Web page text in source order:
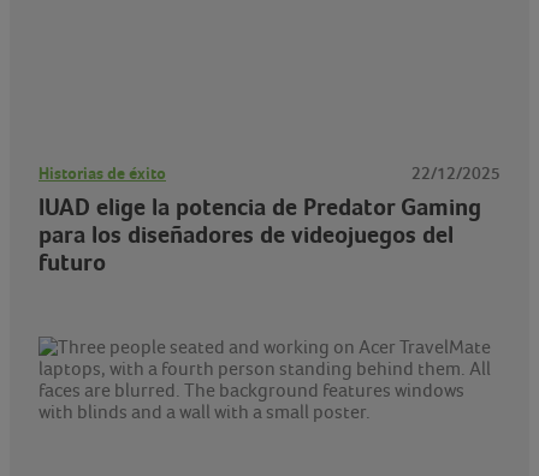
Historias de éxito 22/12/2025
IUAD elige la potencia de Predator Gaming
para los diseñadores de videojuegos del
futuro